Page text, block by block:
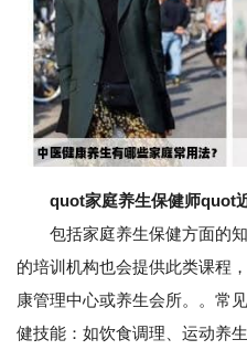
quot家庭养生保健师quot
包括家庭养生保健方面的知
的培训机构也会提供此类课程
康管理中心或养生会所。。常
健技能：如饮食调理、运动养